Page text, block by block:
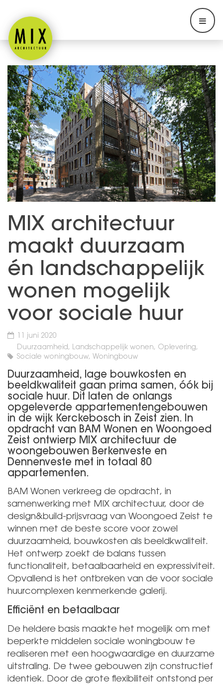
MIX architectuur
maakt duurzaam
én landschappelijk
wonen mogelijk
voor sociale huur
11 juni 2020
Duurzaamheid, Landschappelijk wonen, Oplevering,
Sociale woningbouw, Woningbouw
Duurzaamheid, lage bouwkosten en
beeldkwaliteit gaan prima samen, óók bij
sociale huur. Dit laten de onlangs
opgeleverde appartementengebouwen
in de wijk Kerckebosch in Zeist zien. In
opdracht van BAM Wonen en Woongoed
Zeist ontwierp MIX architectuur de
woongebouwen Berkenveste en
Dennenveste met in totaal 80
appartementen.
BAM Wonen verkreeg de opdracht, in
samenwerking met MIX architectuur, door de
design&build-prijsvraag van Woongoed Zeist te
winnen met de beste score voor zowel
duurzaamheid, bouwkosten als beeldkwaliteit.
Het ontwerp zoekt de balans tussen
functionaliteit, betaalbaarheid en expressiviteit.
Opvallend is het ontbreken van de voor sociale
huurcomplexen kenmerkende galerij.
Efficiënt en betaalbaar
De heldere basis maakte het mogelijk om met
beperkte middelen sociale woningbouw te
realiseren met een hoogwaardige en duurzame
uitstraling. De twee gebouwen zijn constructief
identiek. Door de grote flexibiliteit ontstond per